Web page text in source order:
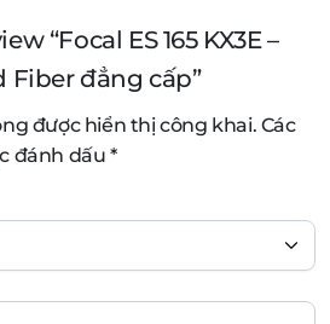
“Focal ES 165 KX3E –
Fiber đẳng cấp”
được hiển thị công khai. Các
đánh dấu*